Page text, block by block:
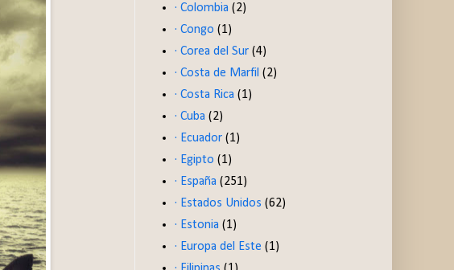
· Colombia (2)
· Congo (1)
· Corea del Sur (4)
· Costa de Marfil (2)
· Costa Rica (1)
· Cuba (2)
· Ecuador (1)
· Egipto (1)
· España (251)
· Estados Unidos (62)
· Estonia (1)
· Europa del Este (1)